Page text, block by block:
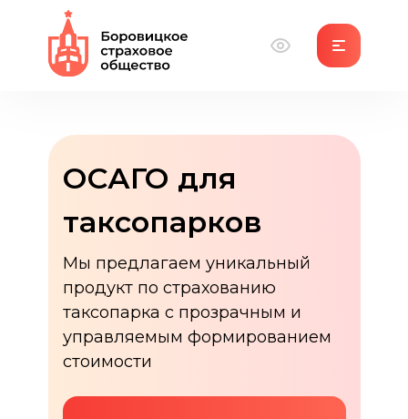
ОСАГО для
таксопарков
Мы предлагаем уникальный
продукт по страхованию
таксопарка с прозрачным и
управляемым формированием
стоимости